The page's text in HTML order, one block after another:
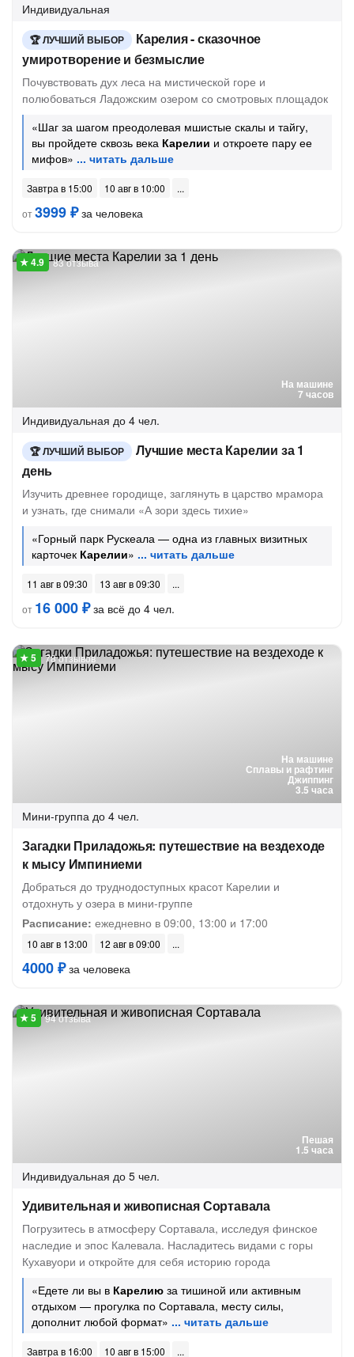
Индивидуальная
ЛУЧШИЙ ВЫБОР
Карелия - сказочное
умиротворение и безмыслие
Почувствовать дух леса на мистической горе и
полюбоваться Ладожским озером со смотровых площадок
«Шаг за шагом преодолевая мшистые скалы и тайгу,
вы пройдете сквозь века Карелии и откроете пару ее
мифов»
Завтра в 15:00
10 авг в 10:00
от3999 ₽за человека
На машине
7 часов
83 отзыва
Индивидуальная до 4 чел.
ЛУЧШИЙ ВЫБОР
Лучшие места Карелии за 1
день
Изучить древнее городище, заглянуть в царство мрамора
и узнать, где снимали «А зори здесь тихие»
«Горный парк Рускеала — одна из главных визитных
карточек Карелии»
11 авг в 09:30
13 авг в 09:30
от 16 000 ₽за всё до 4 чел.
На машине
Сплавы и рафтинг
Джиппинг
3.5 часа
78 отзывов
Мини-группа до 4 чел.
Загадки Приладожья: путешествие на вездеходе
к мысу Импиниеми
Добраться до труднодоступных красот Карелии и
отдохнуть у озера в мини-группе
Расписание: ежедневно в 09:00, 13:00 и 17:00
10 авг в 13:00 12 авг в 09:00
4000 ₽за человека
Пешая
1.5 часа
94 отзыва
Индивидуальная до 5 чел.
Удивительная и живописная Сортавала
Погрузитесь в атмосферу Сортавала, исследуя финское
наследие и эпос Калевала. Насладитесь видами с горы
Кухавуори и откройте для себя историю города
«Едете ли вы в Карелию за тишиной или активным
отдыхом — прогулка по Сортавала, месту силы,
дополнит любой формат»
Завтра в 16:00 10 авг в 15:00